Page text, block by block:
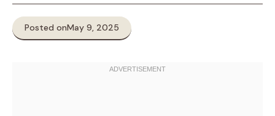
Posted onMay 9, 2025